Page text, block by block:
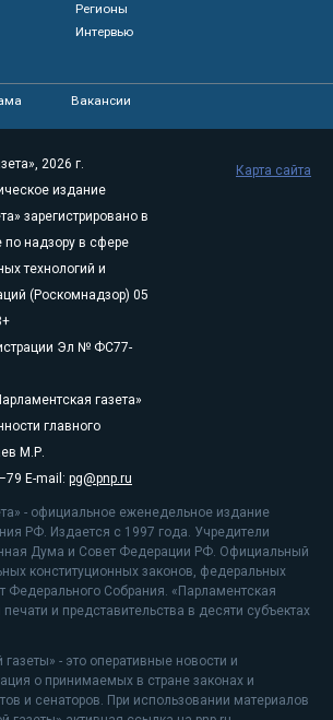
Регионы
Интервью
Вакансии
2026 г.
издание
зарегистрировано в
надзору в сфере
технологий и
(Роскомнадзор) 05
Эл № ФС77-
газета»
главного
М.Р.
E-mail: pg@pnp.ru
- официальное еженедельное издание
РФ. Издается с 1997 года. Учредители
Дума и Совет Федерации РФ. Официальный
конституционных законов, федеральных
Федерального Собрания. «Парламентская
печати и представительства в десяти субъектах
- это оперативные новости и
о принимаемых в стране законах и
и сенаторов. При использовании материалов
Карта сайта